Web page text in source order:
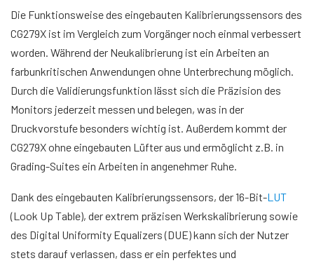
Die Funktionsweise des eingebauten Kalibrierungssensors des
CG279X ist im Vergleich zum Vorgänger noch einmal verbessert
worden. Während der Neukalibrierung ist ein Arbeiten an
farbunkritischen Anwendungen ohne Unterbrechung möglich.
Durch die Validierungsfunktion lässt sich die Präzision des
Monitors jederzeit messen und belegen, was in der
Druckvorstufe besonders wichtig ist. Außerdem kommt der
CG279X ohne eingebauten Lüfter aus und ermöglicht z.B. in
Grading-Suites ein Arbeiten in angenehmer Ruhe.
Dank des eingebauten Kalibrierungssensors, der 16-Bit-LUT
(Look Up Table), der extrem präzisen Werkskalibrierung sowie
des Digital Uniformity Equalizers (DUE) kann sich der Nutzer
stets darauf verlassen, dass er ein perfektes und